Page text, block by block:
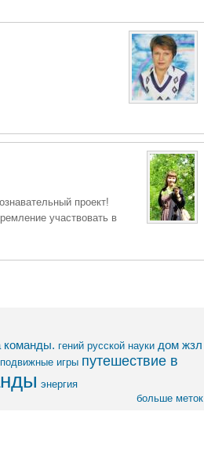
проект!
участвовать в
команды. гений русской науки дом жзл
подвижные игры путешествие в
энергия
больше меток